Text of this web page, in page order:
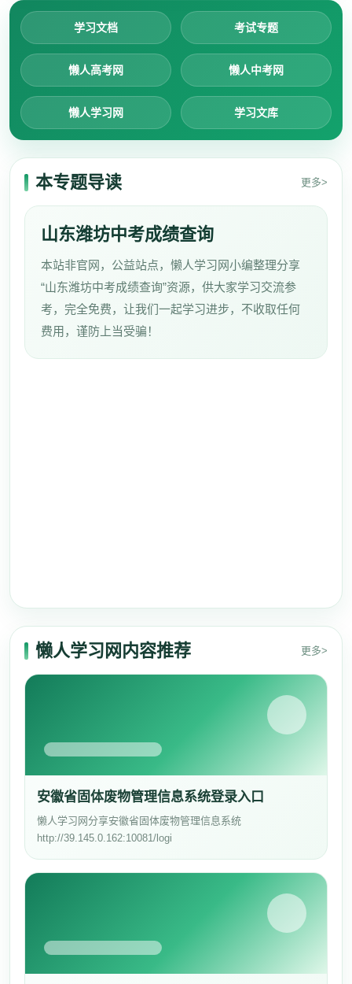
学习文档 考试专题
懒人高考网 懒人中考网
懒人学习网 学习文库
本专题导读 更多>
山东潍坊中考成绩查询
本站非官网，公益站点，懒人学习网小编整理分享
“山东潍坊中考成绩查询”资源，供大家学习交流参
考，完全免费，让我们一起学习进步，不收取任何
费用，谨防上当受骗！
懒人学习网内容推荐 更多>
安徽省固体废物管理信息系统登录入口
懒人学习网分享安徽省固体废物管理信息系统
http://39.145.0.162:10081/logi